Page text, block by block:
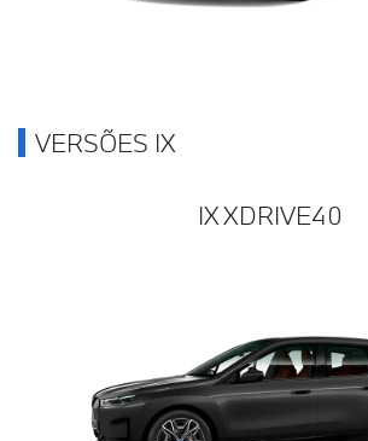
VERSÕES IX
IX XDRIVE40